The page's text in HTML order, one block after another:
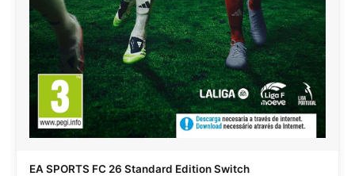
EA SPORTS FC 26 Standard Edition Switch